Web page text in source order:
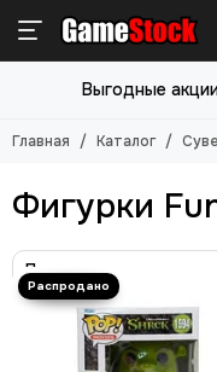
Сувениры
Смотреть все товары
Фигурки
Фигурки
Смотреть все товары
Утки Tubbz
Выгодные
Главная Каталог
Фигурки